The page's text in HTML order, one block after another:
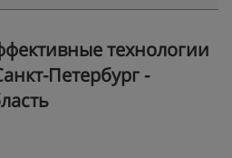
технологии
Петербург -